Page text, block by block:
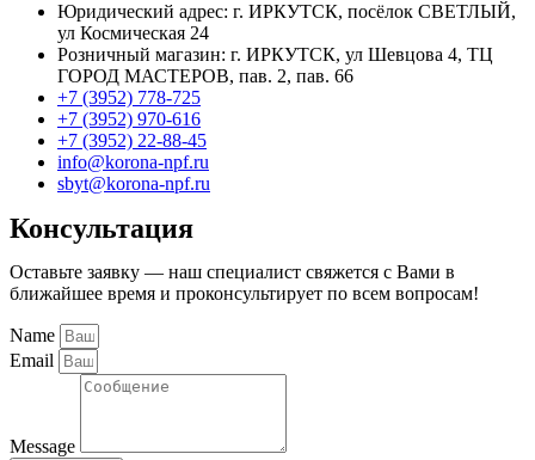
Юридический адрес: г. ИРКУТСК, посёлок СВЕТЛЫЙ,
ул Космическая 24
Розничный магазин: г. ИРКУТСК, ул Шевцова 4, ТЦ
ГОРОД МАСТЕРОВ, пав. 2, пав. 66
+7 (3952) 778-725
+7 (3952) 970-616
+7 (3952) 22-88-45
info@korona-npf.ru
sbyt@korona-npf.ru
Консультация
Оставьте заявку — наш специалист свяжется с Вами в
ближайшее время и проконсультирует по всем вопросам!
Name
Email
Message